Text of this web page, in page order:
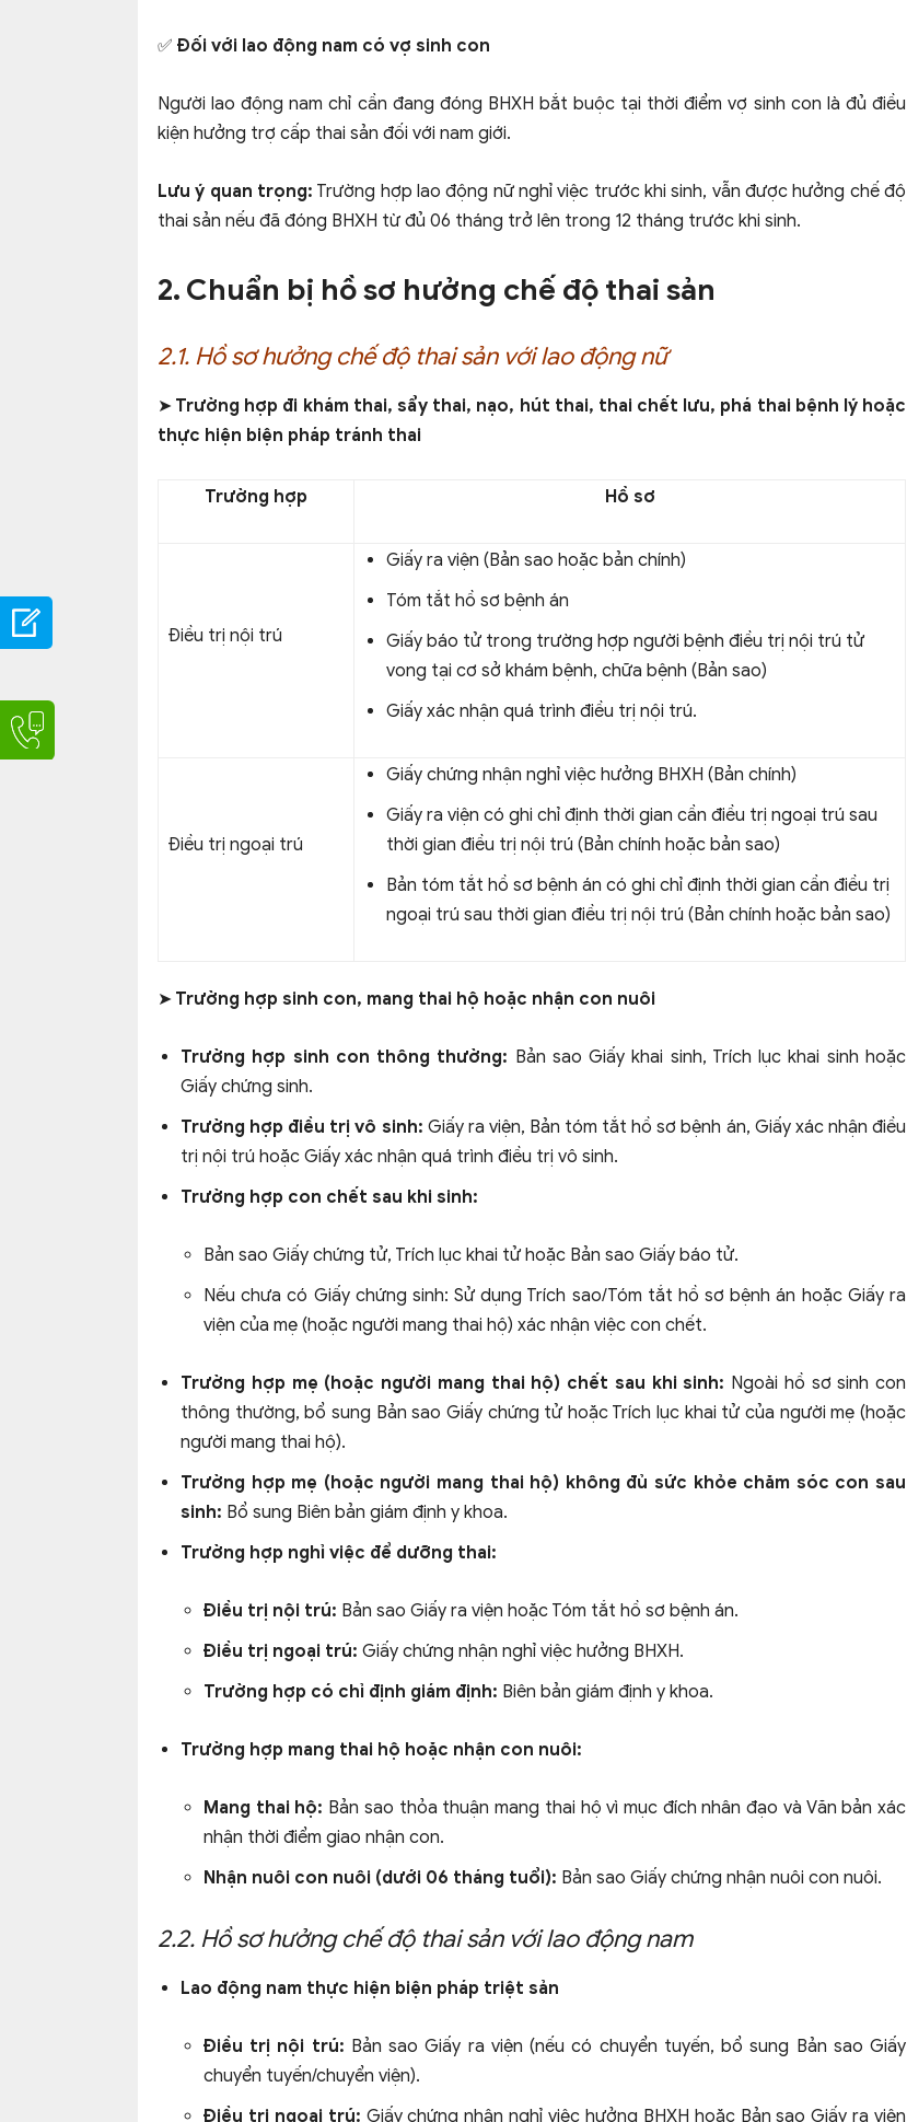
✅ Đối với lao động nam có vợ sinh con
Người lao động nam chỉ cần đang đóng BHXH bắt buộc tại thời điểm vợ sinh con là đủ điều
kiện hưởng trợ cấp thai sản đối với nam giới.
Lưu ý quan trọng: Trường hợp lao động nữ nghỉ việc trước khi sinh, vẫn được hưởng chế độ
thai sản nếu đã đóng BHXH từ đủ 06 tháng trở lên trong 12 tháng trước khi sinh.
2. Chuẩn bị hồ sơ hưởng chế độ thai sản
2.1. Hồ sơ hưởng chế độ thai sản với lao động nữ
➤ Trường hợp đi khám thai, sẩy thai, nạo, hút thai, thai chết lưu, phá thai bệnh lý hoặc
thực hiện biện pháp tránh thai
Trường hợp Hồ sơ
Điều trị nội trú
Giấy ra viện (Bản sao hoặc bản chính)
Tóm tắt hồ sơ bệnh án
Giấy báo tử trong trường hợp người bệnh điều trị nội trú tử
vong tại cơ sở khám bệnh, chữa bệnh (​Bản sao)
Giấy xác nhận quá trình điều trị nội trú.
Điều trị ngoại trú
Giấy chứng nhận nghỉ việc hưởng BHXH (Bản chính)
Giấy ra viện có ghi chỉ định thời gian cần điều trị ngoại trú sau
thời gian điều trị nội trú (Bản chính hoặc bản sao)
Bản tóm tắt hồ sơ bệnh án có ghi chỉ định thời gian cần điều trị
ngoại trú sau thời gian điều trị nội trú (Bản chính hoặc bản sao)
➤ Trường hợp sinh con, mang thai hộ hoặc nhận con nuôi
Trường hợp sinh con thông thường: Bản sao Giấy khai sinh, Trích lục khai sinh hoặc
Giấy chứng sinh.
Trường hợp điều trị vô sinh: Giấy ra viện, Bản tóm tắt hồ sơ bệnh án, Giấy xác nhận điều
trị nội trú hoặc Giấy xác nhận quá trình điều trị vô sinh.
Trường hợp con chết sau khi sinh:
Bản sao Giấy chứng tử, Trích lục khai tử hoặc Bản sao Giấy báo tử.
Nếu chưa có Giấy chứng sinh: Sử dụng Trích sao/Tóm tắt hồ sơ bệnh án hoặc Giấy ra
viện của mẹ (hoặc người mang thai hộ) xác nhận việc con chết.
Trường hợp mẹ (hoặc người mang thai hộ) chết sau khi sinh: Ngoài hồ sơ sinh con
thông thường, bổ sung Bản sao Giấy chứng tử hoặc Trích lục khai tử của người mẹ (hoặc
người mang thai hộ).
Trường hợp mẹ (hoặc người mang thai hộ) không đủ sức khỏe chăm sóc con sau
sinh: Bổ sung Biên bản giám định y khoa.
Trường hợp nghỉ việc để dưỡng thai:
Điều trị nội trú: Bản sao Giấy ra viện hoặc Tóm tắt hồ sơ bệnh án.
Điều trị ngoại trú: Giấy chứng nhận nghỉ việc hưởng BHXH.
Trường hợp có chỉ định giám định: Biên bản giám định y khoa.
Trường hợp mang thai hộ hoặc nhận con nuôi:
Mang thai hộ: Bản sao thỏa thuận mang thai hộ vì mục đích nhân đạo và Văn bản xác
nhận thời điểm giao nhận con.
Nhận nuôi con nuôi (dưới 06 tháng tuổi): Bản sao Giấy chứng nhận nuôi con nuôi.
2.2. Hồ sơ hưởng chế độ thai sản với lao động nam
Lao động nam thực hiện biện pháp triệt sản
Điều trị nội trú: Bản sao Giấy ra viện (nếu có chuyển tuyến, bổ sung Bản sao Giấy
chuyển tuyến/chuyển viện).
Điều trị ngoại trú: Giấy chứng nhận nghỉ việc hưởng BHXH hoặc Bản sao Giấy ra viện